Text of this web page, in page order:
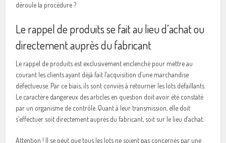
déroule la procédure ?
Le rappel de produits se fait au lieu d’achat ou
directement auprès du fabricant
Le rappel de produits est exclusivement enclenché pour mettre au
courant les clients ayant déjà fait l’acquisition d’une marchandise
défectueuse. Par ce biais, ils sont conviés à retourner les lots défaillants.
Le caractère dangereux des articles en question doit avoir été constaté
par un organisme de contrôle. Quant à leur transmission, elle doit
s’effectuer soit directement auprès du fabricant, soit sur le lieu d’achat.
Attention ! Il se peut que tous les lots ne soient pas concernés par une